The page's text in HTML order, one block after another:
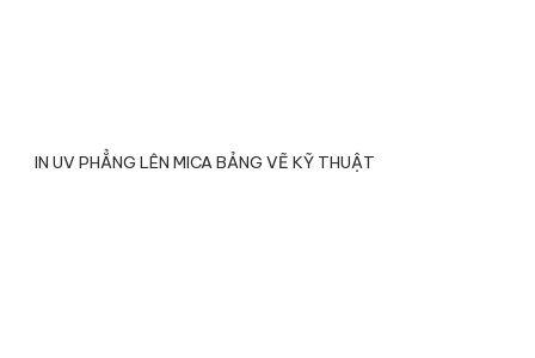
IN UV PHẲNG LÊN MICA BẢNG VẼ KỸ THUẬT